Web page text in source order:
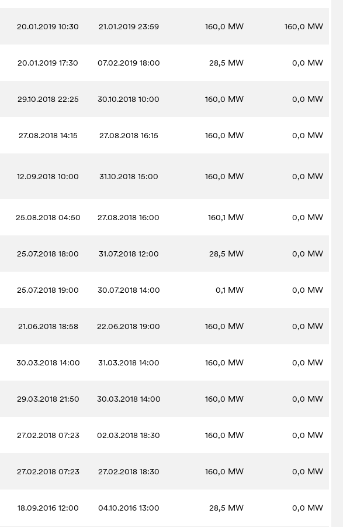
20.01.2019 10:30 21.01.2019 23:59 160,0 MW 160,0 MW
20.01.2019 17:30 07.02.2019 18:00 28,5 MW 0,0 MW
29.10.2018 22:25 30.10.2018 10:00 160,0 MW 0,0 MW
27.08.2018 14:15 27.08.2018 16:15 160,0 MW 0,0 MW
12.09.2018 10:00 31.10.2018 15:00 160,0 MW 0,0 MW
25.08.2018 04:50 27.08.2018 16:00 160,1 MW 0,0 MW
25.07.2018 18:00 31.07.2018 12:00 28,5 MW 0,0 MW
25.07.2018 19:00 30.07.2018 14:00 0,1 MW 0,0 MW
21.06.2018 18:58 22.06.2018 19:00 160,0 MW 0,0 MW
30.03.2018 14:00 31.03.2018 14:00 160,0 MW 0,0 MW
29.03.2018 21:50 30.03.2018 14:00 160,0 MW 0,0 MW
27.02.2018 07:23 02.03.2018 18:30 160,0 MW 0,0 MW
27.02.2018 07:23 27.02.2018 18:30 160,0 MW 0,0 MW
18.09.2016 12:00 04.10.2016 13:00 28,5 MW 0,0 MW